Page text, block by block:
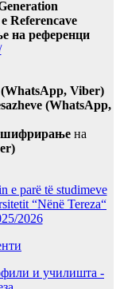
Referencave
на референци
(WhatsApp, Viber)
(WhatsApp,
на
e parë të studimeve
“Nënë Tereza“
2026
и училишта -